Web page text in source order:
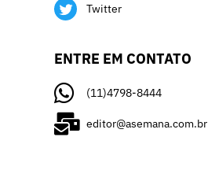
Twitter
ENTRE EM CONTATO
(11)4798-8444
editor@asemana.com.br